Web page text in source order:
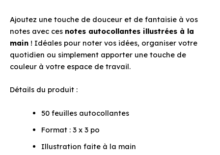
Ajoutez une touche de douceur et de fantaisie à vos
notes avec ces notes autocollantes illustrées à la
main ! Idéales pour noter vos idées, organiser votre
quotidien ou simplement apporter une touche de
couleur à votre espace de travail.
Détails du produit :
50 feuilles autocollantes
Format : 3 x 3 po
Illustration faite à la main